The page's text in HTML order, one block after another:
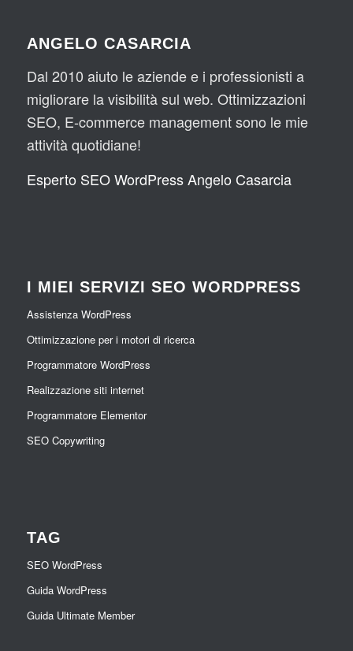
ANGELO CASARCIA
Dal 2010 aiuto le aziende e i professionisti a
migliorare la visibilità sul web. Ottimizzazioni
SEO, E-commerce management sono le mie
attività quotidiane!
Esperto SEO WordPress Angelo Casarcia
I MIEI SERVIZI SEO WORDPRESS
Assistenza WordPress
Ottimizzazione per i motori di ricerca
Programmatore WordPress
Realizzazione siti internet
Programmatore Elementor
SEO Copywriting
TAG
SEO WordPress
Guida WordPress
Guida Ultimate Member